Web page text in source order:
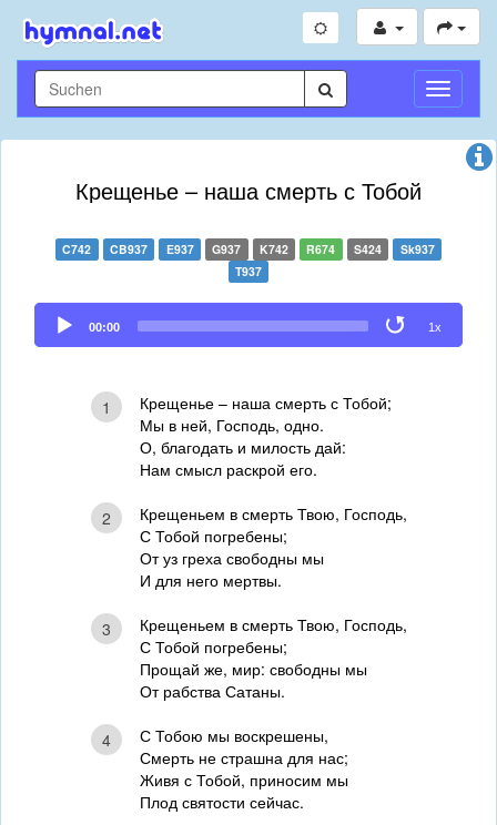
Крещенье – наша смерть с Тобой
C742 CB937 E937 G937 K742 R674 S424
Sk937
T937
Audio
Player
00:00 1x
1
Крещенье – наша смерть с Тобой;
Мы в ней, Господь, одно.
О, благодать и милость дай:
Нам смысл раскрой его.
2
Крещеньем в смерть Твою, Господь,
С Тобой погребены;
От уз греха свободны мы
И для него мертвы.
3
Крещеньем в смерть Твою, Господь,
С Тобой погребены;
Прощай же, мир: свободны мы
От рабства Сатаны.
4
С Тобою мы воскрешены,
Смерть не страшна для нас;
Живя с Тобой, приносим мы
Плод святости сейчас.